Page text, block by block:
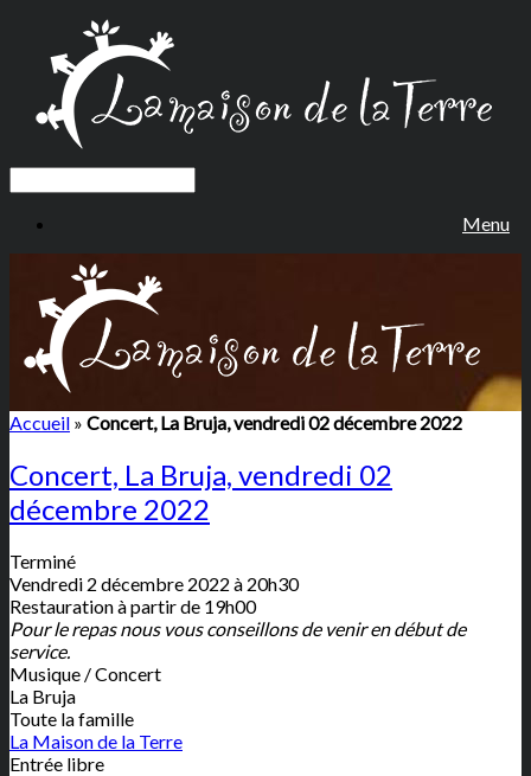
Menu
Accueil » Concert, La Bruja, vendredi 02 décembre 2022
Concert, La Bruja, vendredi 02
décembre 2022
Terminé
Vendredi 2 décembre 2022 à 20h30
Restauration à partir de 19h00
Pour le repas nous vous conseillons de venir en début de
service.
Musique / Concert
La Bruja
Toute la famille
La Maison de la Terre
Entrée libre